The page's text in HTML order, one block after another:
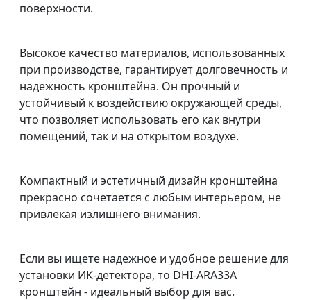
поверхности.
Высокое качество материалов, использованных
при производстве, гарантирует долговечность и
надежность кронштейна. Он прочный и
устойчивый к воздействию окружающей среды,
что позволяет использовать его как внутри
помещений, так и на открытом воздухе.
Компактный и эстетичный дизайн кронштейна
прекрасно сочетается с любым интерьером, не
привлекая излишнего внимания.
Если вы ищете надежное и удобное решение для
установки ИК-детектора, то DHI-ARA33A
кронштейн - идеальный выбор для вас.